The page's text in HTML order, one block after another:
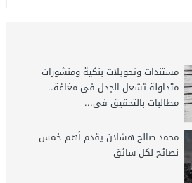
مستندات وتحويلات بنكية ومنشورات
متداولة تشعل الجدل فى مغاغة..
مطالبات بالتحقيق فى...
محمد صالح هشلان يقدم أهم خمس
نصائح لكل سائق